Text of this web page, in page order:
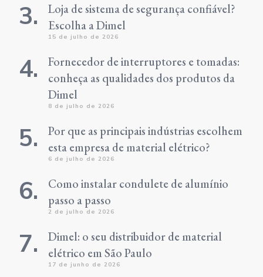
Loja de sistema de segurança confiável?
Escolha a Dimel
15 de julho de 2026
Fornecedor de interruptores e tomadas:
conheça as qualidades dos produtos da
Dimel
8 de julho de 2026
Por que as principais indústrias escolhem
esta empresa de material elétrico?
6 de julho de 2026
Como instalar condulete de alumínio
passo a passo
2 de julho de 2026
Dimel: o seu distribuidor de material
elétrico em São Paulo
17 de junho de 2026